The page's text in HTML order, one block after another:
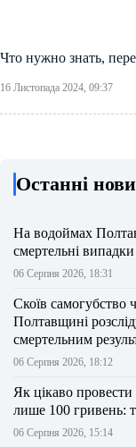
Что нужно знать,
16 Листопада 2024, 09:37
Останні
На водоймах
смертельні випадки
06 Серпня 2026, 18:31
Скоїв самогубство
Полтавщині
смертельним
06 Серпня 2026, 18:12
Як цікаво
лише 100 гривень:
06 Серпня 2026, 15:14